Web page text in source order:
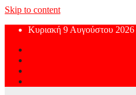
Skip to content
Κυριακή 9 Αυγούστου 2026